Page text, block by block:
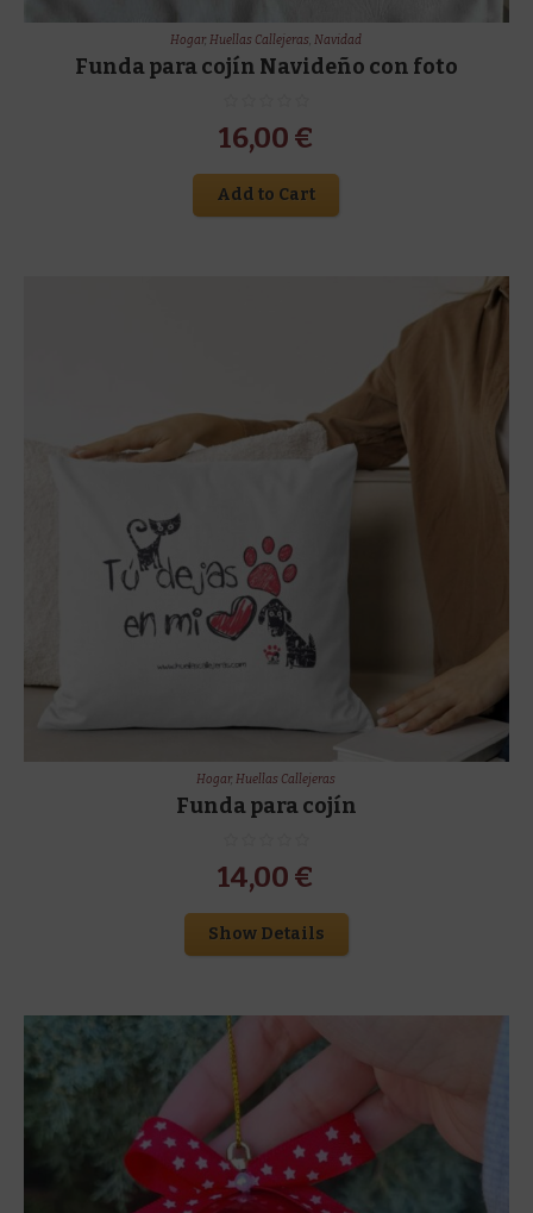
Hogar,Huellas Callejeras,Navidad
Funda para cojín Navideño con foto
16,00 €
Add to Cart
Hogar,Huellas Callejeras
Funda para cojín
14,00 €
Show Details